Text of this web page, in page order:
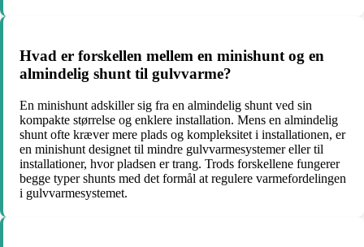
Hvad er forskellen mellem en minishunt og en
almindelig shunt til gulvvarme?
En minishunt adskiller sig fra en almindelig shunt ved sin
kompakte størrelse og enklere installation. Mens en almindelig
shunt ofte kræver mere plads og kompleksitet i installationen, er
en minishunt designet til mindre gulvvarmesystemer eller til
installationer, hvor pladsen er trang. Trods forskellene fungerer
begge typer shunts med det formål at regulere varmefordelingen
i gulvvarmesystemet.